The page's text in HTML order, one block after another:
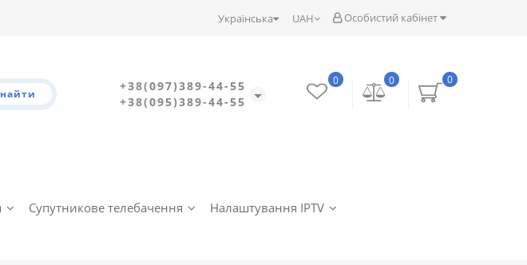
Особистий кабінет
UAH
Українська
+38(097)389-44-55
+38(095)389-44-55
0
0
0
Супутникове телебачення
Налаштування IPTV